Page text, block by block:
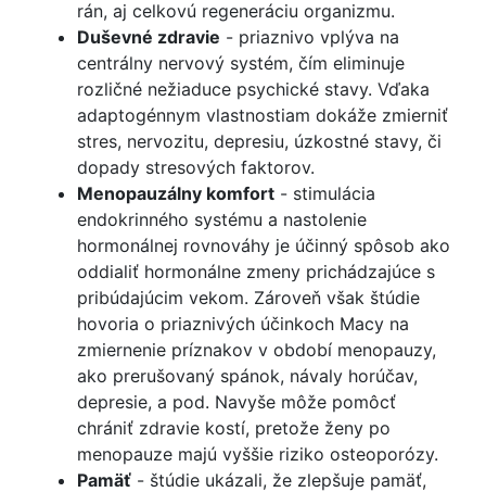
rán, aj celkovú regeneráciu organizmu.
Duševné zdravie - priaznivo vplýva na
centrálny nervový systém, čím eliminuje
rozličné nežiaduce psychické stavy. Vďaka
adaptogénnym vlastnostiam dokáže zmierniť
stres, nervozitu, depresiu, úzkostné stavy, či
dopady stresových faktorov.
Menopauzálny komfort - stimulácia
endokrinného systému a nastolenie
hormonálnej rovnováhy je účinný spôsob ako
oddialiť hormonálne zmeny prichádzajúce s
pribúdajúcim vekom. Zároveň však štúdie
hovoria o priaznivých účinkoch Macy na
zmiernenie príznakov v období menopauzy,
ako prerušovaný spánok, návaly horúčav,
depresie, a pod. Navyše môže pomôcť
chrániť zdravie kostí, pretože ženy po
menopauze majú vyššie riziko osteoporózy.
Pamäť - štúdie ukázali, že zlepšuje pamäť,